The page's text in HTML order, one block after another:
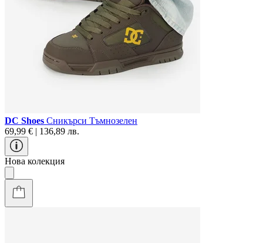
DC Shoes Сникърси Тъмнозелен
69,99 € | 136,89 лв.
Нова колекция